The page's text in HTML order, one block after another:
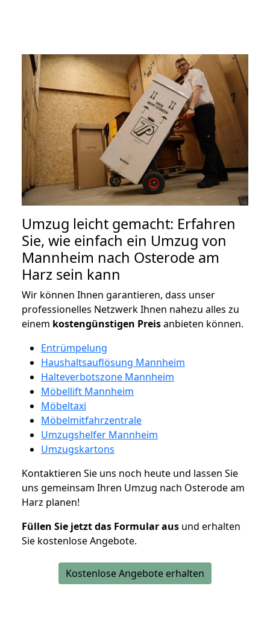
Umzug leicht gemacht: Erfahren
Sie, wie einfach ein Umzug von
Mannheim nach Osterode am
Harz sein kann
Wir können Ihnen garantieren, dass unser
professionelles Netzwerk Ihnen nahezu alles zu
einem kostengünstigen Preisanbieten können.
Entrümpelung
Haushaltsauflösung Mannheim
Halteverbotszone Mannheim
Möbellift Mannheim
Möbeltaxi
Möbelmitfahrzentrale
Umzugshelfer Mannheim
Umzugskartons
Kontaktieren Sie uns noch heute und lassen Sie
uns gemeinsam Ihren Umzug nach Osterode am
Harz planen!
Füllen Sie jetzt das Formular aus und erhalten
Sie kostenlose Angebote.
Kostenlose Angebote erhalten